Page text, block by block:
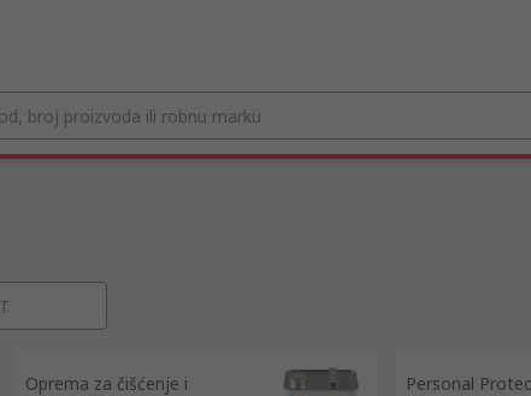
Oprema za čišćenje i
Personal